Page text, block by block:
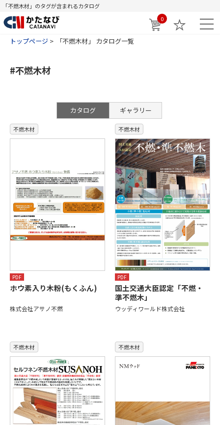
「不燃木材」のタグが含まれるカタログ
0
トップページ 「不燃木材」 カタログ一覧
#不燃木材
カタログ ギャラリー
不燃木材
PDF
ホウ素入り木粉(もくふん)
株式会社アサノ不燃
不燃木材
PDF
国土交通大臣認定「不燃・
準不燃木」
ウッディワールド株式会社
不燃木材 不燃木材